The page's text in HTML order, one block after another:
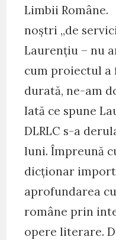
Limbii
noștri „de
Laurențiu – nu
cum proiectul a
durată, ne-am
Iată ce spune
DLRLC s-a
luni. Împreună
dicționar
aprofundarea
române prin
opere literare.